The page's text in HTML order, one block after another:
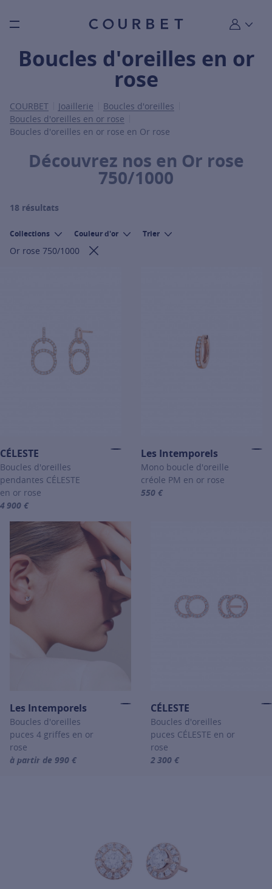
Burger toggle menu Mon
Boucles d'oreilles en or
rose
COURBET Joaillerie
Boucles d'oreilles
Boucles d'oreilles en or rose
Boucles d'oreilles en or rose en Or rose
Découvrez nos en Or rose
750/1000
18 résultats
Collections Couleur d'or Trier
Or rose 750/1000
CÉLESTE
Boucles d'oreilles
pendantes CÉLESTE
en or rose
4 900 €
Les Intemporels
Mono boucle d'oreille
créole PM en or rose
550 €
Les Intemporels
Boucles d'oreilles
puces 4 griffes en or
rose
à partir de 990 €
CÉLESTE
Boucles d'oreilles
puces CÉLESTE en or
rose
2 300 €